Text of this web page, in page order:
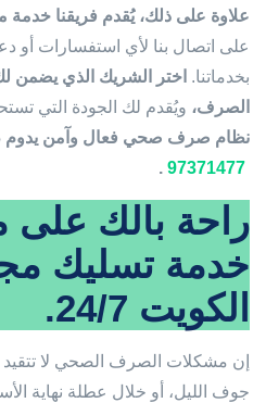
علاوة على ذلك، يُقدم فريقنا خدمة ما
على اتصال بنا لأي استفسارات أو
بخدماتنا. اختر الشريك الذي يضمن
الصرف، ويُقدم لك الجودة التي
نظام صرف صحي فعال وآمن يدوم
97371477
.
راحة بالك على
خدمة تسليك
الكويت 24/7.
إن مشكلات الصرف الصحي لا
جوف الليل، أو خلال عطلة نهاية